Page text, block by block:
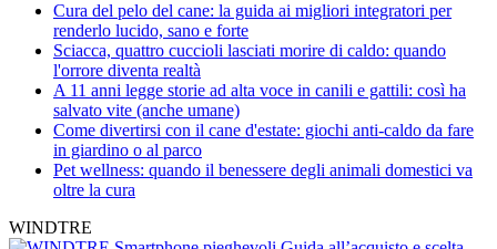
Cura del pelo del cane: la guida ai migliori integratori per
renderlo lucido, sano e forte
Sciacca, quattro cuccioli lasciati morire di caldo: quando
l'orrore diventa realtà
A 11 anni legge storie ad alta voce in canili e gattili: così ha
salvato vite (anche umane)
Come divertirsi con il cane d'estate: giochi anti-caldo da fare
in giardino o al parco
Pet wellness: quando il benessere degli animali domestici va
oltre la cura
WINDTRE